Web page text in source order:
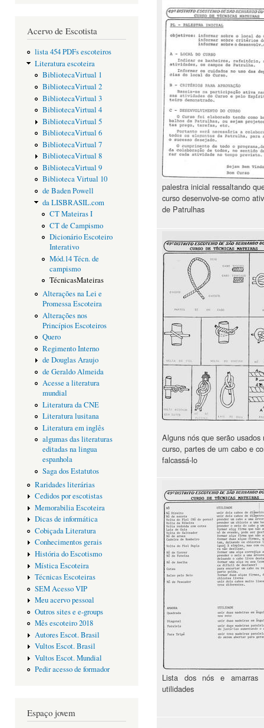
Acervo de Escotista
lista 454 PDFs escoteiros
Literatura escoteira
BibliotecaVirtual 1
BibliotecaVirtual 2
BibliotecaVirtual 3
BibliotecaVirtual 4
BibliotecaVirtual 5
BibliotecaVirtual 6
BibliotecaVirtual 7
BibliotecaVirtual 8
BibliotecaVirtual 9
Biblioteca Virtual 10
de Baden Powell
da LISBRASIL.com
CT Mateiras I
CT de Campismo
Dicionário Escoteiro
Interativo
Mód.14 Técn. de
campismo
TécnicasMateiras
Alterações na Lei e
Promessa Escoteira
Alterações nos
Princípios Escoteiros
Quero
Regimento Interno
de Douglas Araujo
de Geraldo Almeida
Acesse a literatura
mundial
Literatura da CNE
Literatura lusitana
Literatura em inglês
algumas das literaturas
editadas na lingua
espanhola
Saga dos Estatutos
Raridades literárias
Cedidos por escotistas
Memorabilia Escoteira
Dicas de informática
Cobiçada Literatura
Conhecimentos gerais
História do Escotismo
Mística Escoteira
Técnicas Escoteiras
SEM Acesso VIP
Meu acervo pessoal
Outros sites e e-groups
Mês escoteiro 2018
Autores Escot. Brasil
Vultos Escot. Brasil
Vultos Escot. Mundial
Pedir acesso de formador
Espaço jovem
palestra inicial ressaltando
curso desenvolve-se como
de Patrulhas
Alguns nós que serão usados
curso, partes de um cabo e
falcassá-lo
Lista dos nós e amarras
utilidades